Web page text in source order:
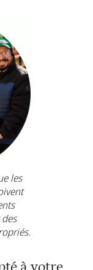
les
à votre